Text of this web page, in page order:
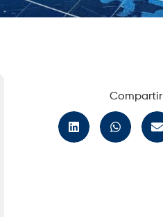
Compartir